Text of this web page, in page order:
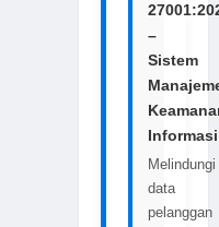
–
Sistem
Informasi
Melindungi
data
pelanggan